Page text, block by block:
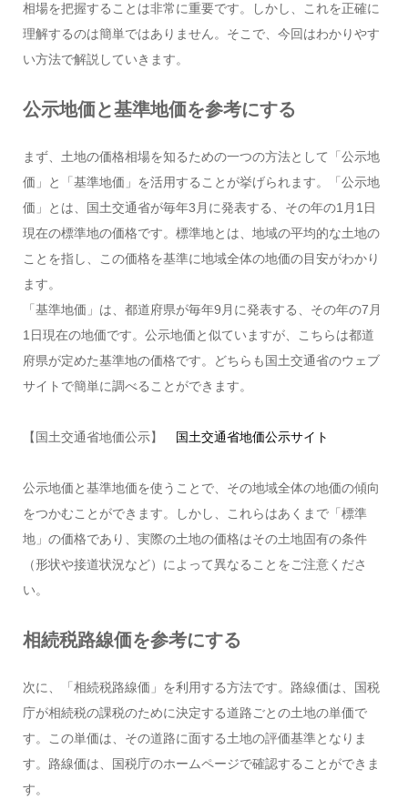
相場を把握することは非常に重要です。しかし、これを正確に
理解するのは簡単ではありません。そこで、今回はわかりやす
い方法で解説していきます。
公示地価と基準地価を参考にする
まず、土地の価格相場を知るための一つの方法として「公示地
価」と「基準地価」を活用することが挙げられます。「公示地
価」とは、国土交通省が毎年3月に発表する、その年の1月1日
現在の標準地の価格です。標準地とは、地域の平均的な土地の
ことを指し、この価格を基準に地域全体の地価の目安がわかり
ます。
「基準地価」は、都道府県が毎年9月に発表する、その年の7月
1日現在の地価です。公示地価と似ていますが、こちらは都道
府県が定めた基準地の価格です。どちらも国土交通省のウェブ
サイトで簡単に調べることができます。
【国土交通省地価公示】 国土交通省地価公示サイト
公示地価と基準地価を使うことで、その地域全体の地価の傾向
をつかむことができます。しかし、これらはあくまで「標準
地」の価格であり、実際の土地の価格はその土地固有の条件
（形状や接道状況など）によって異なることをご注意くださ
い。
相続税路線価を参考にする
次に、「相続税路線価」を利用する方法です。路線価は、国税
庁が相続税の課税のために決定する道路ごとの土地の単価で
す。この単価は、その道路に面する土地の評価基準となりま
す。路線価は、国税庁のホームページで確認することができま
す。